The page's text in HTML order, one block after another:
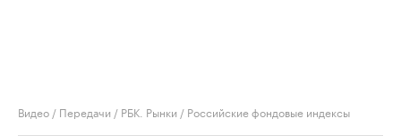
Видео / Передачи / РБК. Рынки / Российские фондовые индексы